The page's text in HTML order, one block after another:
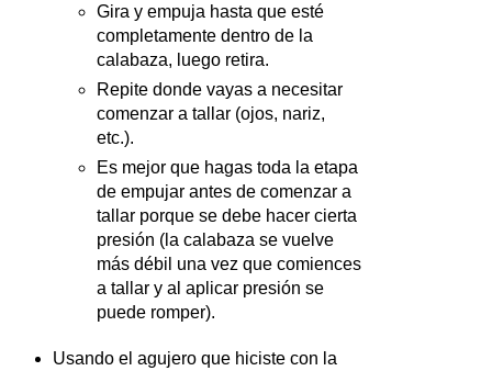
Gira y empuja hasta que esté
completamente dentro de la
calabaza, luego retira.
Repite donde vayas a necesitar
comenzar a tallar (ojos, nariz,
etc.).
Es mejor que hagas toda la etapa
de empujar antes de comenzar a
tallar porque se debe hacer cierta
presión (la calabaza se vuelve
más débil una vez que comiences
a tallar y al aplicar presión se
puede romper).
Usando el agujero que hiciste con la